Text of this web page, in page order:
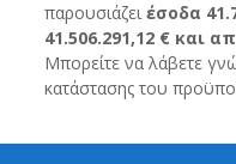
παρουσιάζειέσοδα
41.506.291,12 € και
Μπορείτε να λάβετε
κατάστασης του